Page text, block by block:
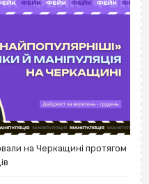
на Черкащині протягом